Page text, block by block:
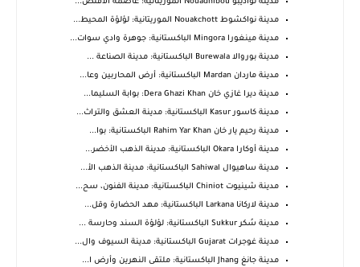
مدينة نواذيبو Nouadhibou الموريتانية: عاصمة الاقتص...
مدينة نواكشوط Nouakchott الموريتانية: لؤلؤة المحيط...
مدينة مينغورا Mingora الباكستانية: جوهرة وادي سوات...
مدينة بوروالا Burewala الباكستانية: مدينة الصناعة ...
مدينة ماردان Mardan الباكستانية: أرض المحاربين وعا...
مدينة ديرا غازي خان Dera Ghazi Khan: بوابة السليما...
مدينة كاسور Kasur الباكستانية: مدينة العشق والتراث...
مدينة رحيم يار خان Rahim Yar Khan الباكستانية: بوا...
مدينة أوكارا Okara الباكستانية: مدينة الذهب الأخضر...
مدينة ساهيوال Sahiwal الباكستانية: مدينة الذهب الأ...
مدينة شينيوت Chiniot الباكستانية: مدينة الفنون، سح...
مدينة لاركانا Larkana الباكستانية: مهد الحضارة وقل...
مدينة سُكر Sukkur الباكستانية: لؤلؤة السند وحارسة ...
مدينة غوجرات Gujarat الباكستانية: مدينة السيوف وال...
مدينة جانغ Jhang الباكستانية: ملتقى النهرين وأرض ا...